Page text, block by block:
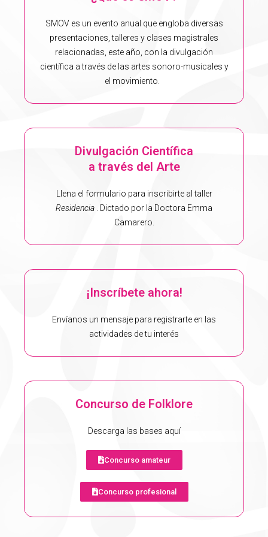
SMOV es un evento anual que engloba diversas
presentaciones, talleres y clases magistrales
relacionadas, este año, con la divulgación
científica a través de las artes sonoro-musicales y
el movimiento.
Divulgación Científica
a través del Arte
Llena el formulario para inscribirte al taller
Residencia . Dictado por la Doctora Emma
Camarero.
¡Inscríbete ahora!
Envíanos un mensaje para registrarte en las
actividades de tu interés
Concurso de Folklore
Descarga las bases aquí
Concurso amateur
Concurso profesional